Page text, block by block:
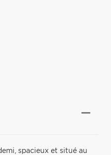
spacieux et situé au